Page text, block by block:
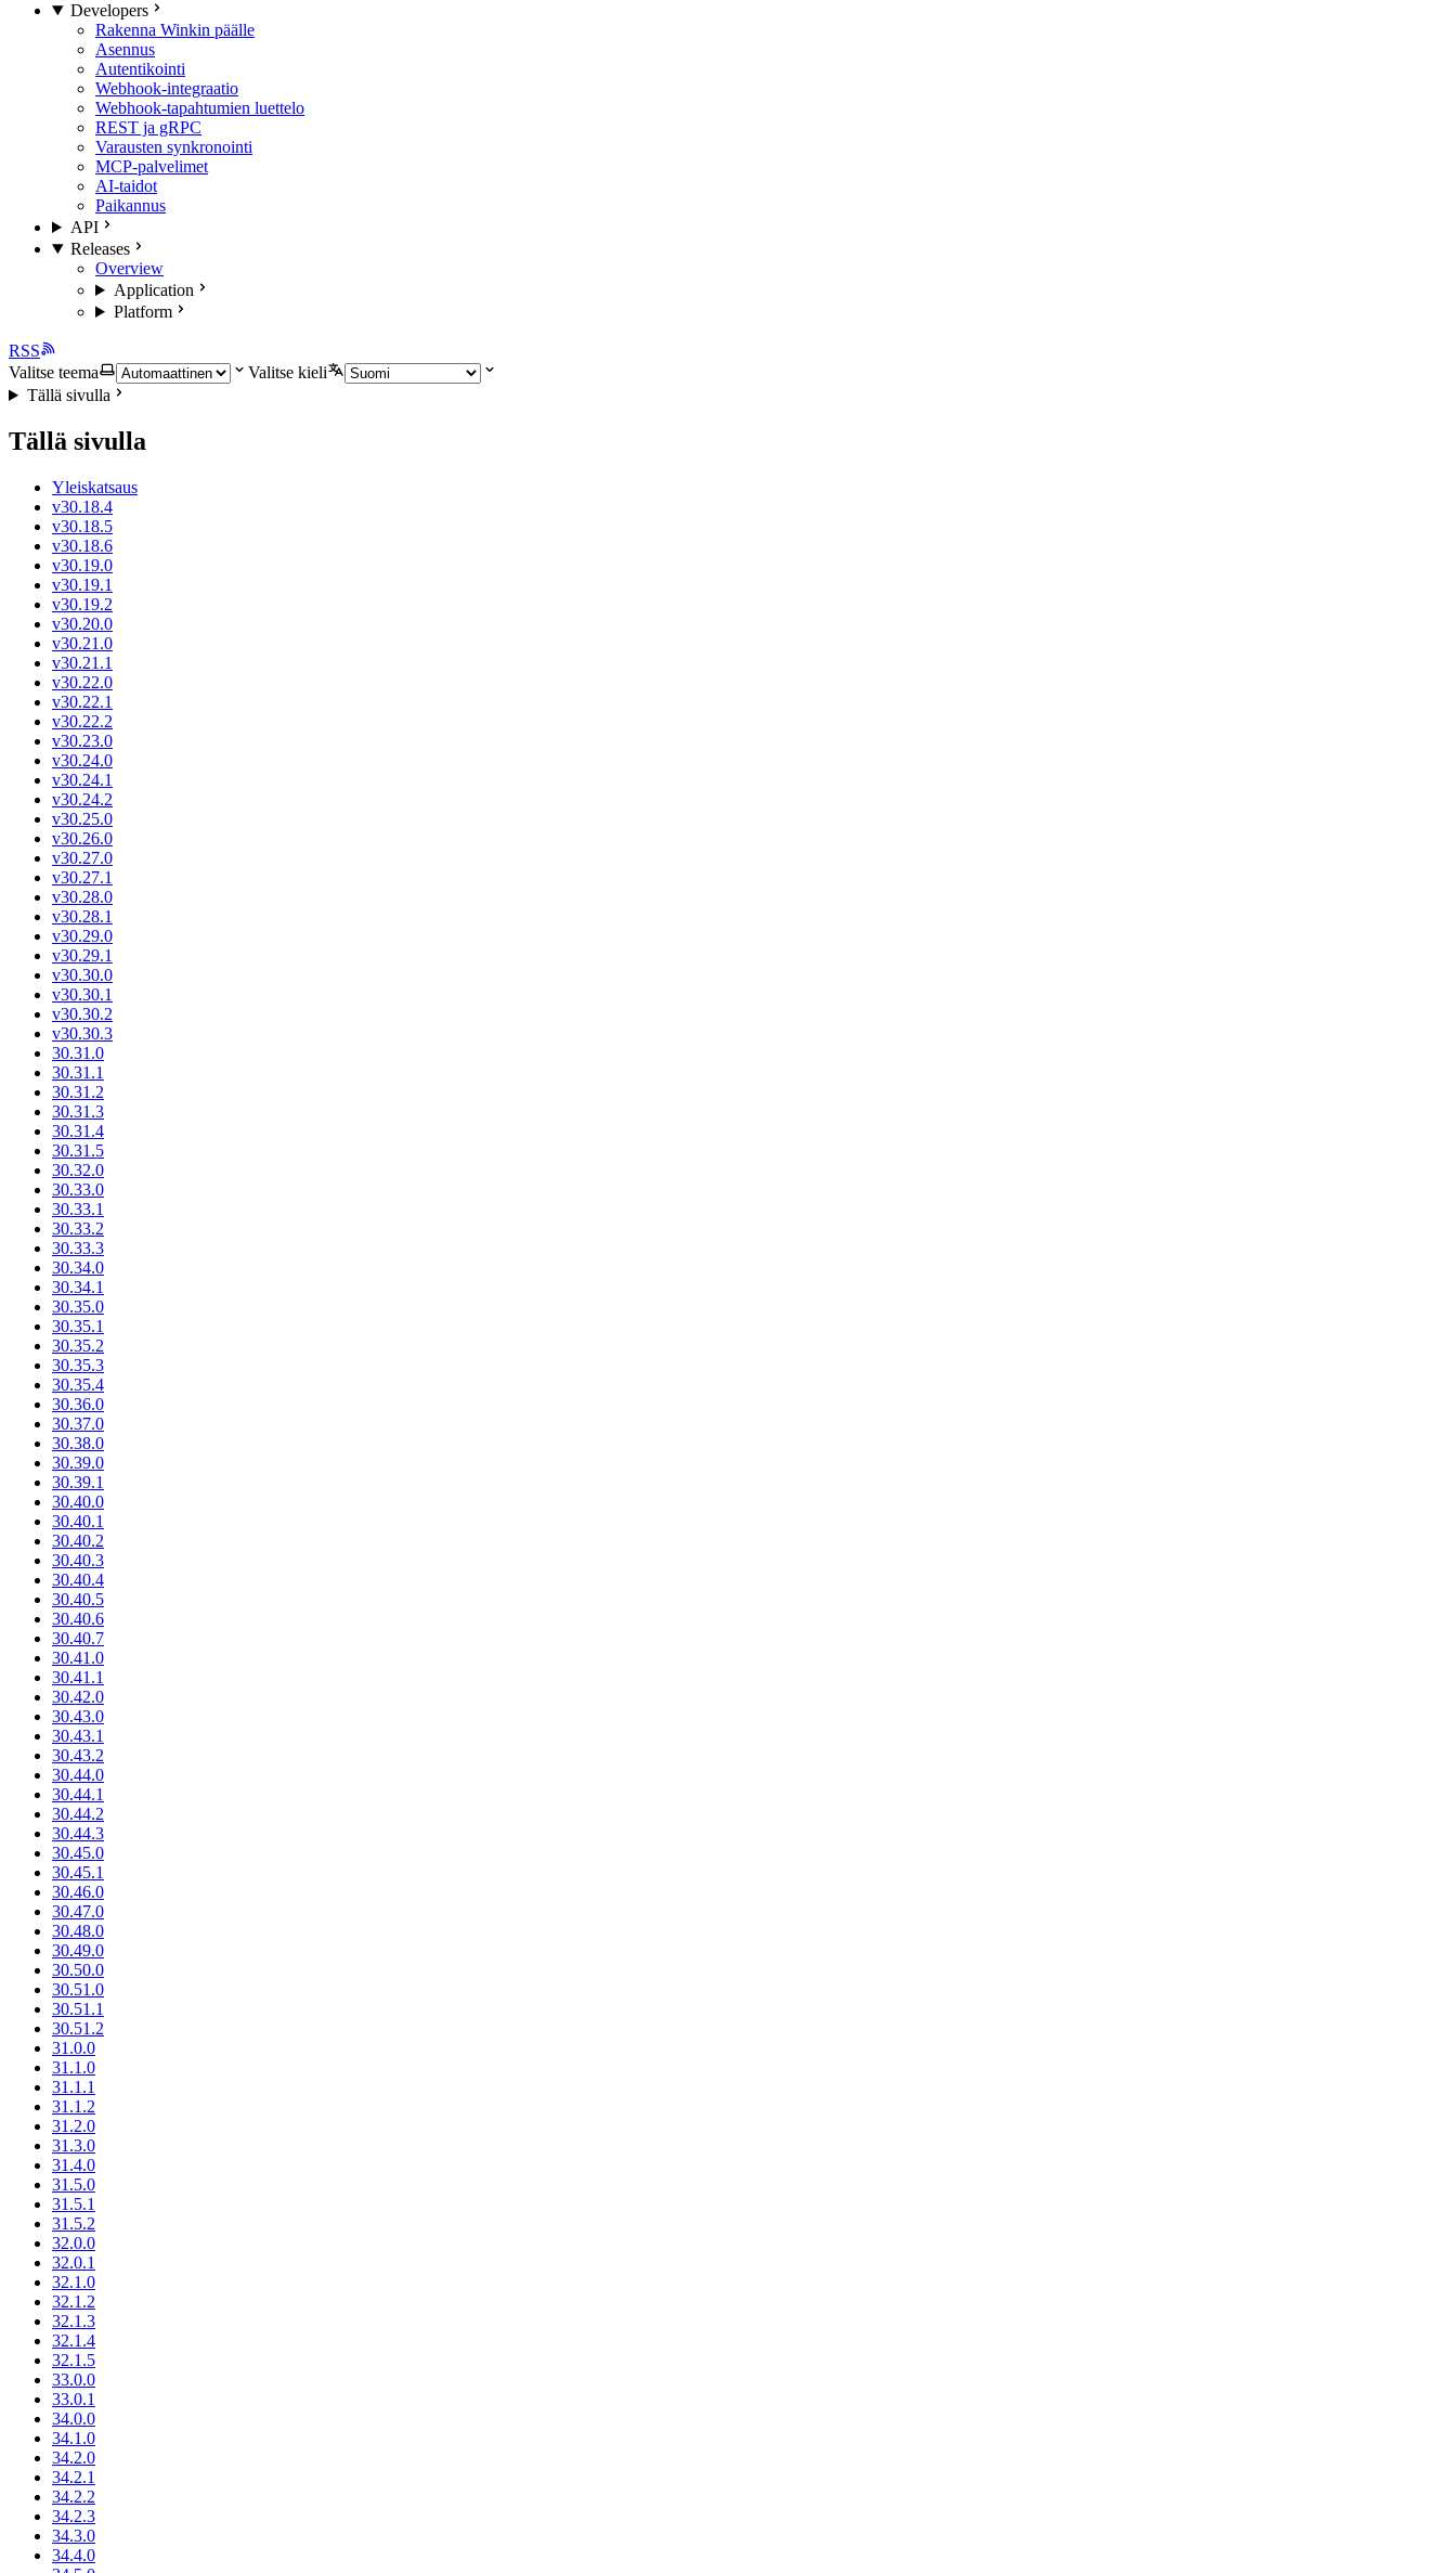
Developers
Rakenna Winkin päälle
Asennus
Autentikointi
Webhook-integraatio
Webhook-tapahtumien luettelo
REST ja gRPC
Varausten synkronointi
MCP-palvelimet
AI-taidot
Paikannus
API
Releases
Overview
Application
Platform
RSS
Valitse teema
Valitse kieli
Tällä sivulla
Tällä sivulla
Yleiskatsaus
v30.18.4
v30.18.5
v30.18.6
v30.19.0
v30.19.1
v30.19.2
v30.20.0
v30.21.0
v30.21.1
v30.22.0
v30.22.1
v30.22.2
v30.23.0
v30.24.0
v30.24.1
v30.24.2
v30.25.0
v30.26.0
v30.27.0
v30.27.1
v30.28.0
v30.28.1
v30.29.0
v30.29.1
v30.30.0
v30.30.1
v30.30.2
v30.30.3
30.31.0
30.31.1
30.31.2
30.31.3
30.31.4
30.31.5
30.32.0
30.33.0
30.33.1
30.33.2
30.33.3
30.34.0
30.34.1
30.35.0
30.35.1
30.35.2
30.35.3
30.35.4
30.36.0
30.37.0
30.38.0
30.39.0
30.39.1
30.40.0
30.40.1
30.40.2
30.40.3
30.40.4
30.40.5
30.40.6
30.40.7
30.41.0
30.41.1
30.42.0
30.43.0
30.43.1
30.43.2
30.44.0
30.44.1
30.44.2
30.44.3
30.45.0
30.45.1
30.46.0
30.47.0
30.48.0
30.49.0
30.50.0
30.51.0
30.51.1
30.51.2
31.0.0
31.1.0
31.1.1
31.1.2
31.2.0
31.3.0
31.4.0
31.5.0
31.5.1
31.5.2
32.0.0
32.0.1
32.1.0
32.1.2
32.1.3
32.1.4
32.1.5
33.0.0
33.0.1
34.0.0
34.1.0
34.2.0
34.2.1
34.2.2
34.2.3
34.3.0
34.4.0